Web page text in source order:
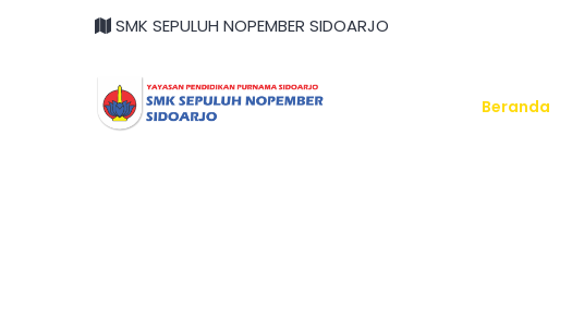
SMK SEPULUH NOPEMBER SIDOARJO
Beranda